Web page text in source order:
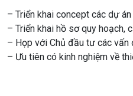
– Triển khai concept các dự
– Triển khai hồ sơ quy hoạch,
– Họp với Chủ đầu tư các vấn
– Ưu tiên có kinh nghiệm về